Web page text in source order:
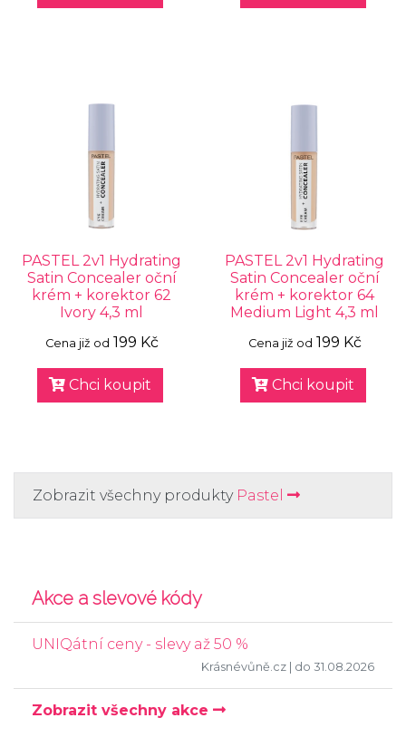
PASTEL 2v1 Hydrating
Satin Concealer oční
krém + korektor 62
Ivory 4,3 ml
Cena již od 199 Kč
Chci koupit
PASTEL 2v1 Hydrating
Satin Concealer oční
krém + korektor 64
Medium Light 4,3 ml
Cena již od 199 Kč
Chci koupit
Zobrazit všechny produkty Pastel
Akce a slevové kódy
UNIQátní ceny - slevy až 50 %
Krásnévůně.cz | do 31.08.2026
Zobrazit všechny akce